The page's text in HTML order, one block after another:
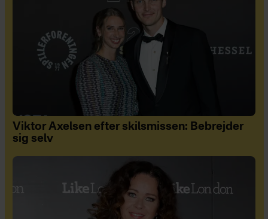
Viktor Axelsen efter skilsmissen: Bebrejder
sig selv